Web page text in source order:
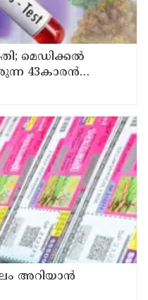
മെഡിക്കൽ
43കാരൻ
അറിയാൻ